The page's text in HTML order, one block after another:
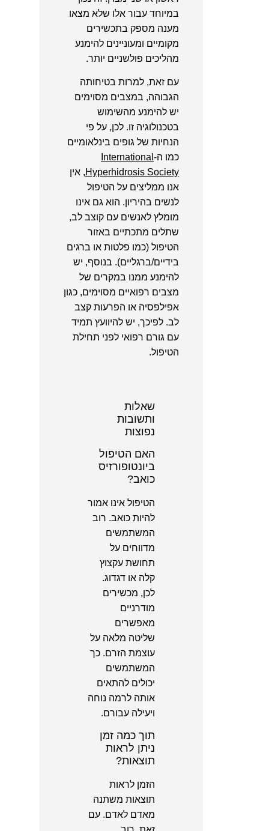
במיוחד עבור אלו שלא מצאו
מענה מספק בתכשירים
מקומיים ומעוניינים להימנע
מהליכים פולשניים יותר.
עם זאת, למרות בטיחותה
הגבוהה, במצבים מסוימים
יש להימנע מהשימוש
בטכנולוגיה זו. לכן, על פי
הנחיות של גופים בינלאומיים
כמו ה- International
Hyperhidrosis Society, אין
אנו ממליצים על הטיפול
לנשים בהיריון. הוא גם אינו
מומלץ לאנשים עם קוצב לב,
שתלים מתכתיים באזור
הטיפול (כמו פלטות או ברגים
בידיים/ברגליים). בנוסף, יש
להימנע ממנו במקרים של
מצבים רפואיים מסוימים, כגון
אפילפסיה או הפרעות קצב
לב. לפיכך, יש להיוועץ תמיד
עם גורם רפואי לפני תחילת
הטיפול.
שאלות
ותשובות
נפוצות
האם הטיפול
ביונטופורזיס
כואב?
הטיפול אינו אמור
להיות כואב. רוב
המשתמשים
מדווחים על
תחושת עקצוץ
קלה או דגדוג.
לכן, מכשירים
מודרניים
מאפשרים
שליטה מלאה על
עוצמת הזרם. כך
המשתמשים
יכולים להתאים
אותה לרמה נוחה
ויעילה עבורם.
תוך כמה זמן
ניתן לראות
תוצאות?
הזמן לראות
תוצאות משתנה
מאדם לאדם. עם